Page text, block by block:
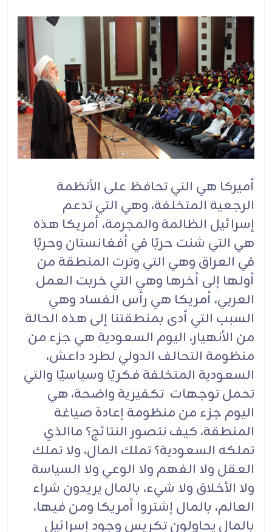
أميركا هي التي تحافظ على الأنظمة
الرجعية المتخلفة، وهي التي تدعم
إسرائيل الظالمة والمجرمة، أمريكا هذه
هي التي شنت حربًا في أفغانستان وحربًا
في العراق وهي التي وترت المنطقة من
أولها إلى أخرها وهي التي خربت العمل
العربي، أمريكا هي رأس الفساد وهي
السبب التي أدى بمنطقتنا إلى هذه الحالة
من الأنهيار، اليوم السعودية هي جزء من
منظومة التحالف الدولي لطرد داعش،
السعودية المتخلفة فكريًا وسياسيًا والتي
تحمل توجهات تكفيرية واضحة، هي
اليوم جزء من منظومة إعادة صياغة
المنطقة، كيف نتصور النتائج؟ ماالذي
تملكه السعودية؟ تملك المال، ولا تملك
العقل ولا الفهم ولا الوعي ولا السياسة
ولا الأخلاق ولا شيء، بالمال يريدون شراء
العالم، بالمال إشتروا أمريكا ومن فيها،
بالمال يحاولون تكريس وجود إسرائيل